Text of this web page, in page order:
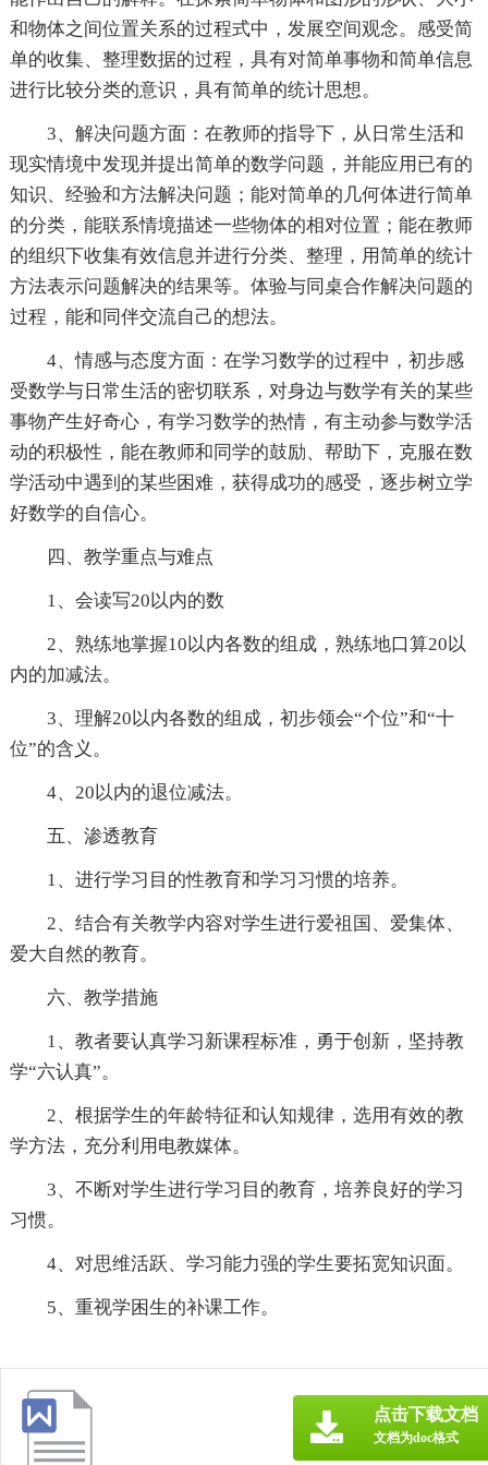
和物体之间位置关系的过程式中，发展空间观念。感受简
单的收集、整理数据的过程，具有对简单事物和简单信息
进行比较分类的意识，具有简单的统计思想。
3、解决问题方面：在教师的指导下，从日常生活和
现实情境中发现并提出简单的数学问题，并能应用已有的
知识、经验和方法解决问题；能对简单的几何体进行简单
的分类，能联系情境描述一些物体的相对位置；能在教师
的组织下收集有效信息并进行分类、整理，用简单的统计
方法表示问题解决的结果等。体验与同桌合作解决问题的
过程，能和同伴交流自己的想法。
4、情感与态度方面：在学习数学的过程中，初步感
受数学与日常生活的密切联系，对身边与数学有关的某些
事物产生好奇心，有学习数学的热情，有主动参与数学活
动的积极性，能在教师和同学的鼓励、帮助下，克服在数
学活动中遇到的某些困难，获得成功的感受，逐步树立学
好数学的自信心。
四、教学重点与难点
1、会读写20以内的数
2、熟练地掌握10以内各数的组成，熟练地口算20以
内的加减法。
3、理解20以内各数的组成，初步领会“个位”和“十
位”的含义。
4、20以内的退位减法。
五、渗透教育
1、进行学习目的性教育和学习习惯的培养。
2、结合有关教学内容对学生进行爱祖国、爱集体、
爱大自然的教育。
六、教学措施
1、教者要认真学习新课程标准，勇于创新，坚持教
学“六认真”。
2、根据学生的年龄特征和认知规律，选用有效的教
学方法，充分利用电教媒体。
3、不断对学生进行学习目的教育，培养良好的学习
习惯。
4、对思维活跃、学习能力强的学生要拓宽知识面。
5、重视学困生的补课工作。
点击下载文档
文档为doc格式